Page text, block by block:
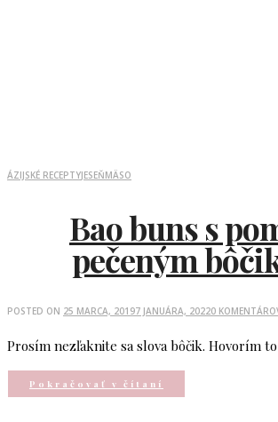
ÁZIJSKÉ RECEPTYJESEŇMÄSO
Bao buns s
pečeným
POSTED ON 25 MARCA, 20197 JANUÁRA, 20220
Prosím nezľaknite sa slova bôčik. Hovorím
Pokračovať v čítaní